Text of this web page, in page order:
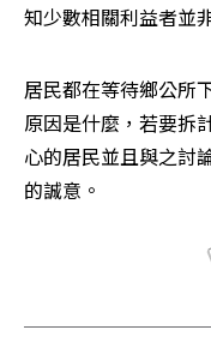
知少數相關利益者並
居民都在等待鄉公所
原因是什麼，若要拆
心的居民並且與之討
的誠意。